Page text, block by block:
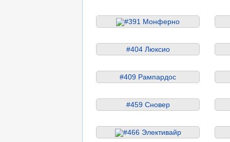
#391 Монферно
#404 Люксио
#409 Рампардос
#459 Сновер
#466 Элективайр